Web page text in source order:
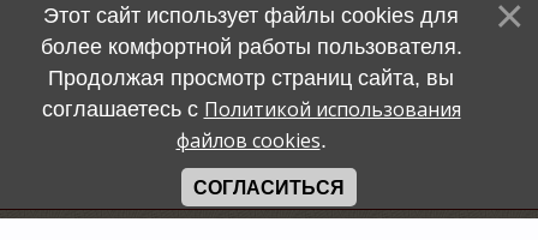
Этот сайт использует файлы cookies для
более комфортной работы пользователя.
Продолжая просмотр страниц сайта, вы
соглашаетесь с Политикой использования
файлов cookies.
СОГЛАСИТЬСЯ